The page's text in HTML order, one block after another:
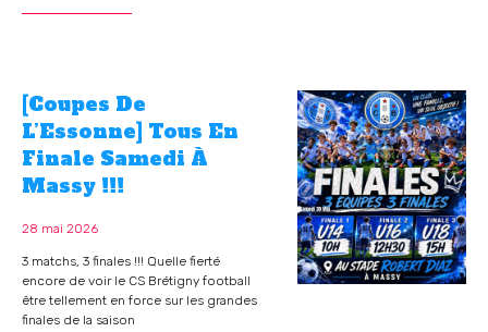
[Coupes De
L’Essonne] Tous En
Finale Samedi À
Massy !!!
28 mai 2026
3 matchs, 3 finales !!! Quelle fierté
encore de voir le CS Brétigny football
être tellement en force sur les grandes
finales de la saison